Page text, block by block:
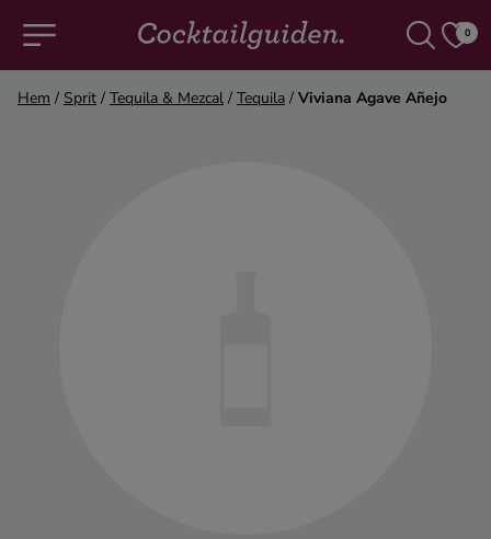
0
Hem / Sprit / Tequila & Mezcal / Tequila / Viviana Agave Añejo